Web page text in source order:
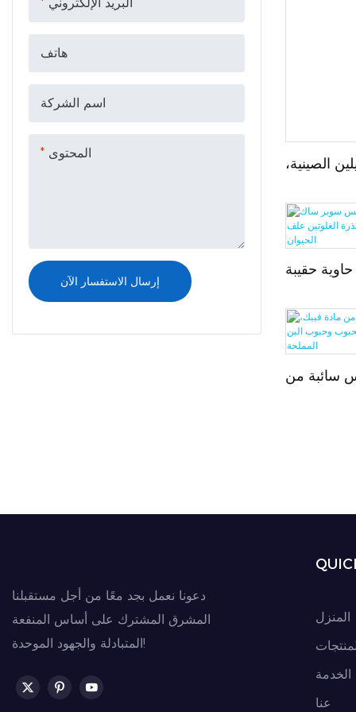
هاتف
اسم الشركة
المحتوى
إرسال الاستفسار الآن
الصينية،
5:1، توريد مباشر من
المصنع
حقيبة
علف
الحيوان
سائبة من
دعونا نعمل بجد معًا من أجل مستقبلنا
المشرق المشترك على أساس المنفعة
المتبادلة والجهود الموحدة!
المنزل
الخدمة
عنا